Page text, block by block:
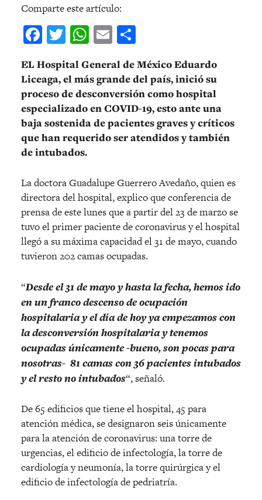
Comparte este artículo:
Facebook
Twitter
WhatsApp
Email
EL Hospital General de México Eduardo
Liceaga, el más grande del país, inició su
proceso de desconversión como hospital
especializado en COVID-19, esto ante una
baja sostenida de pacientes graves y críticos
que han requerido ser atendidos y también
de intubados.
La doctora Guadalupe Guerrero Avedaño, quien es
directora del hospital, explico que conferencia de
prensa de este lunes que a partir del 23 de marzo se
tuvo el primer paciente de coronavirus y el hospital
llegó a su máxima capacidad el 31 de mayo, cuando
tuvieron 202 camas ocupadas.
“Desde el 31 de mayo y hasta la fecha, hemos ido
en un franco descenso de ocupación
hospitalaria y el día de hoy ya empezamos con
la desconversión hospitalaria y tenemos
ocupadas únicamente -bueno, son pocas para
nosotras- 81 camas con 36 pacientes intubados
y el resto no intubados“, señaló.
De 65 edificios que tiene el hospital, 45 para
atención médica, se designaron seis únicamente
para la atención de coronavirus: una torre de
urgencias, el edificio de infectología, la torre de
cardiología y neumonía, la torre quirúrgica y el
edificio de infectología de pedriatría.